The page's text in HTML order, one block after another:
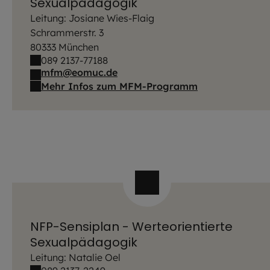
Leitung: Josiane Wies-Flaig
Schrammerstr. 3
80333 München
089 2137-77188
mfm@eomuc.de
Mehr Infos zum MFM-Programm
NFP-Sensiplan - Werteorientierte
Sexualpädagogik
Leitung: Natalie Oel